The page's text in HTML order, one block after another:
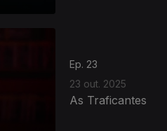
Ep. 23
23 out. 2025
As Traficantes